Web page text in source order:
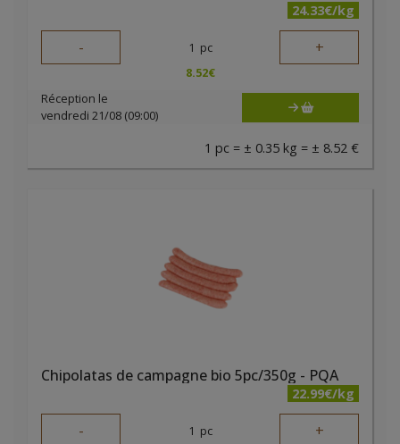
24.33€/kg
- 1 pc +
8.52€
Réception le
vendredi 21/08 (09:00)
1 pc = ± 0.35 kg = ± 8.52 €
Chipolatas de campagne bio 5pc/350g - PQA
22.99€/kg
- 1 pc +